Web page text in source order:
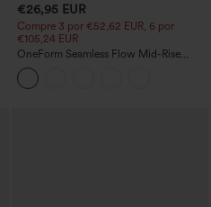
€26,95 EUR
Compre 3 por €52,62 EUR, 6 por
€105,24 EUR
OneForm Seamless Flow Mid-Rise
Leggings de Yoga - cintura média,
controle de barriga e efeito lifting para
glúteos